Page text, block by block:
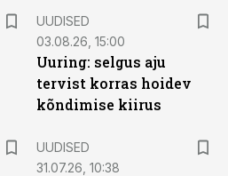
UUDISED
03.08.26, 15:00
Uuring: selgus aju
tervist korras hoidev
kõndimise kiirus
UUDISED
31.07.26, 10:38